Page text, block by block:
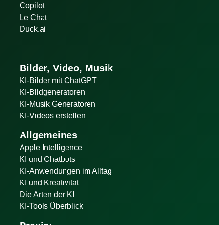
Copilot
Le Chat
Duck.ai
Bilder, Video, Musik
KI-Bilder mit ChatGPT
KI-Bildgeneratoren
KI-Musik Generatoren
KI-Videos erstellen
Allgemeines
Apple Intelligence
KI und Chatbots
KI-Anwendungen im Alltag
KI und Kreativität
Die Arten der KI
KI-Tools Überblick